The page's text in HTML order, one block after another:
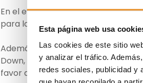
Esta página web usa
Las cookies de este sitio
y analizar el tráfico.
redes sociales, publicidad y
En el evento se dieron cita 21
para los programas deportivos de
Además, cada uno de los equipos
Down, lo que convirtió al torneo
favor de la integración de las